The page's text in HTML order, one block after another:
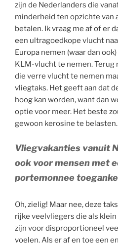
zijn de Nederlanders die
minderheid ten opzichte van
betalen. Ik vraag me af of er
een ultragoedkope vlucht
Europa nemen (waar dan
KLM-vlucht te nemen. Terug
die verre vlucht te nemen
vliegtaks. Het geeft aan dat
hoog kan worden, want dan
optie voor meer. Het beste
gewoon kerosine te belasten.
Vliegvakanties vanuit
ook voor mensen met
portemonnee
Oh, zielig! Maar nee, deze
rijke veelvliegers die als
zijn voor disproportioneel
voelen. Als er af en toe een